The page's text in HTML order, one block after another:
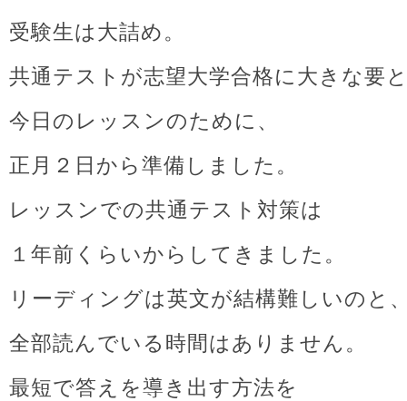
受験生は大詰め。
共通テストが志望大学合格に大きな要
今日のレッスンのために、
正月２日から準備しました。
レッスンでの共通テスト対策は
１年前くらいからしてきました。
リーディングは英文が結構難しいのと
全部読んでいる時間はありません。
最短で答えを導き出す方法を